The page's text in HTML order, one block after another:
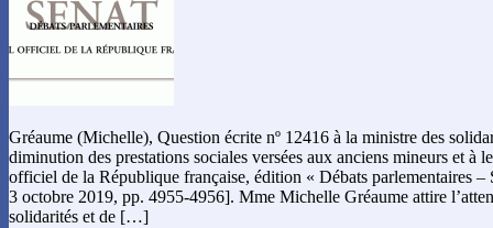
Gréaume (Michelle), Question écrite nº 12416 à la ministre des
diminution des prestations sociales versées aux anciens mineurs et à
officiel de la République française, édition « Débats parlementaires –
3 octobre 2019, pp. 4955-4956]. Mme Michelle Gréaume attire
solidarités et de […]